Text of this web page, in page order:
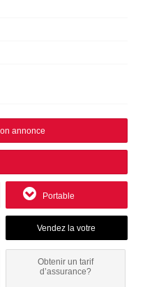
annonce
Portable
Obtenir un tarif
d’assurance?